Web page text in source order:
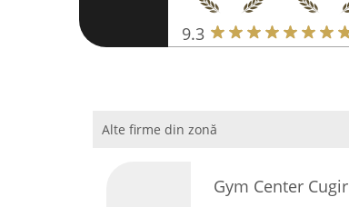
9.3
Alte firme din zonă
Gym Center Cugir